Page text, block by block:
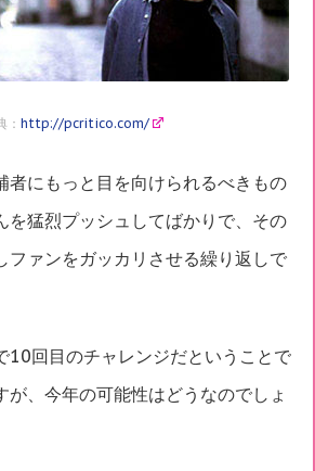
： http://pcritico.com/
者にもっと目を向けられるべきもの
を猛烈プッシュしてばかりで、その
ファンをガッカリさせる繰り返しで
10回目のチャレンジだということで
が、今年の可能性はどうなのでしょ